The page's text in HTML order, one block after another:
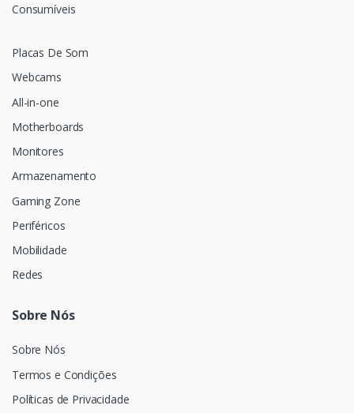
Consumíveis
Placas De Som
Webcams
All-in-one
Motherboards
Monitores
Armazenamento
Gaming Zone
Periféricos
Mobilidade
Redes
Sobre Nós
Sobre Nós
Termos e Condições
Políticas de Privacidade